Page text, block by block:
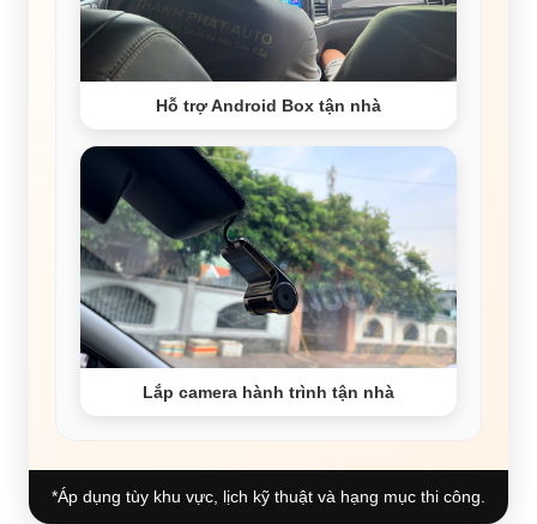
Hỗ trợ Android Box tận nhà
Lắp camera hành trình tận nhà
*Áp dụng tùy khu vực, lịch kỹ thuật và hạng mục thi công.